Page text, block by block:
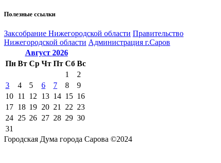
Полезные ссылки
Закcобрание Нижегородской области Правительство
Нижегородской области Администрация г.Саров
Август 2026
Пн Вт Ср Чт Пт Сб Вс
1
2
3
4 5 6 7 8
9
10 11 12 13 14 15 16
17 18 19 20 21 22 23
24 25 26 27 28 29 30
31
Городская Дума города Сарова ©2024